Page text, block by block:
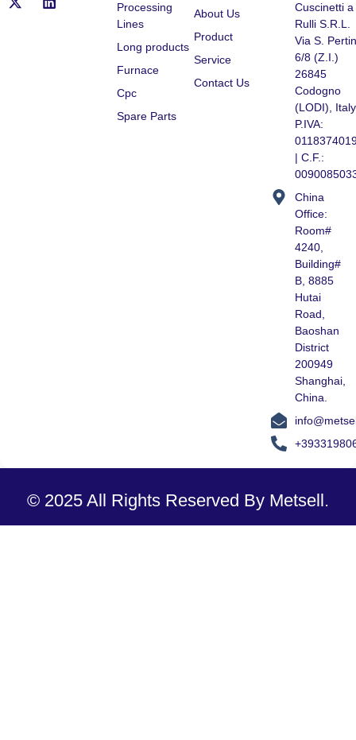
Processing
Lines
Long products
Furnace
Cpc
Spare Parts
About Us
Product
Service
Contact Us
Cuscinetti a
Rulli S.R.L.
Via S.
6/8 (Z.I.)
26845
Codogno
(LODI), Italy
P.IVA:
| C.F.:
China
Office:
Room#
4240,
Building#
B, 8885
Hutai
Road,
Baoshan
District
200949
Shanghai,
China.
© 2025 All Rights Reserved By Metsell.